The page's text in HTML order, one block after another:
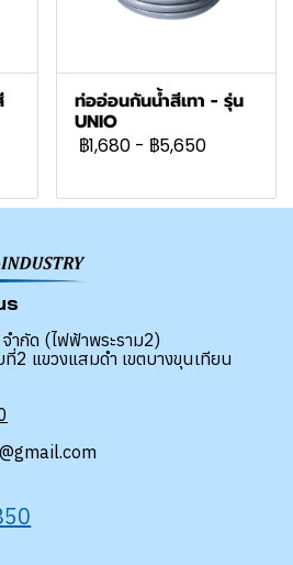
ท่ออ่อนกันน้ำสีเทา - รุ่น
UNIO
฿1,680 - ฿5,650
ำกัด (ไฟฟ้าพระราม2)
แขวงแสมดำ เขตบางขุนเทียน